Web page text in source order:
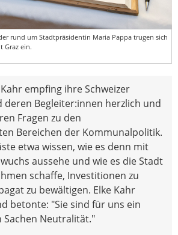
rund um Stadtpräsidentin Maria Pappa trugen sich
Graz ein.
empfing ihre Schweizer
deren Begleiter:innen herzlich und
Fragen zu den
Bereichen der Kommunalpolitik.
etwa wissen, wie es denn mit
aussehe und wie es die Stadt
schaffe, Investitionen zu
zu bewältigen. Elke Kahr
betonte: "Sie sind für uns ein
Sachen Neutralität."